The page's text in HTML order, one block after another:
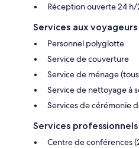
Réception ouverte 24
Services aux voyageurs
Personnel polyglotte
Service de couverture
Service de ménage
Service de nettoyage à
Services de cérémonie
Services professionnels
Centre de conférences